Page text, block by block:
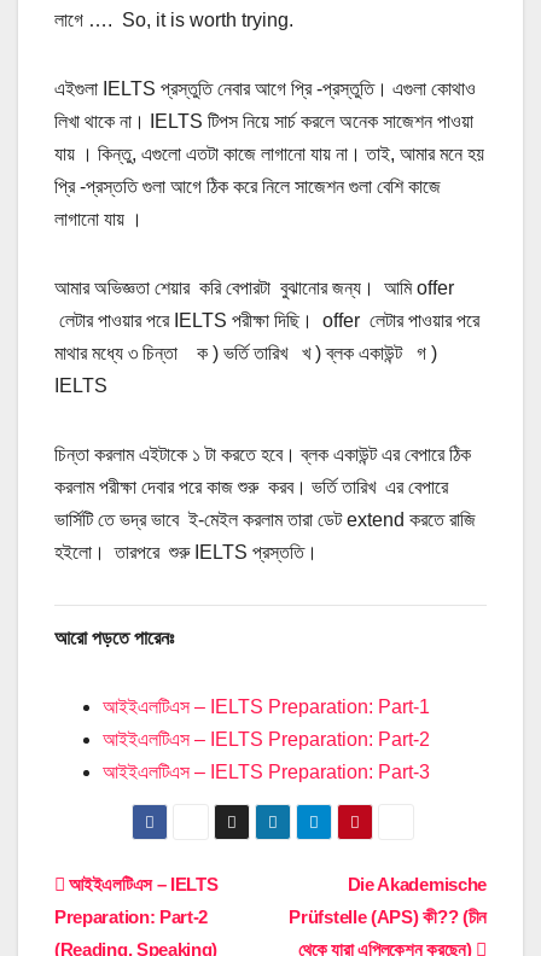
লাগে …. So, it is worth trying.
এইগুলা IELTS প্রস্তুতি নেবার আগে প্রি -প্রস্তুতি। এগুলা কোথাও
লিখা থাকে না। IELTS টিপস নিয়ে সার্চ করলে অনেক সাজেশন পাওয়া
যায় । কিন্তু, এগুলো এতটা কাজে লাগানো যায় না। তাই, আমার মনে হয়
প্রি -প্রস্ততি গুলা আগে ঠিক করে নিলে সাজেশন গুলা বেশি কাজে
লাগানো যায় ।
আমার অভিজ্ঞতা শেয়ার করি বেপারটা বুঝানোর জন্য। আমি offer
লেটার পাওয়ার পরে IELTS পরীক্ষা দিছি। offer লেটার পাওয়ার পরে
মাথার মধ্যে ৩ চিন্তা ক ) ভর্তি তারিখ খ ) ব্লক একাউন্ট গ )
IELTS
চিন্তা করলাম এইটাকে ১ টা করতে হবে। ব্লক একাউন্ট এর বেপারে ঠিক
করলাম পরীক্ষা দেবার পরে কাজ শুরু করব। ভর্তি তারিখ এর বেপারে
ভার্সিটি তে ভদ্র ভাবে ই-মেইল করলাম তারা ডেট extend করতে রাজি
হইলো। তারপরে শুরু IELTS প্রস্ততি।
আরো পড়তে পারেনঃ
আইইএলটিএস – IELTS Preparation: Part-1
আইইএলটিএস – IELTS Preparation: Part-2
আইইএলটিএস – IELTS Preparation: Part-3
Post
navigation
Die Akademische
Prüfstelle (APS) কী?? (চীন
থেকে যারা এপ্লিকেশন করছেন)
আইইএলটিএস – IELTS
Preparation: Part-2
(Reading, Speaking)